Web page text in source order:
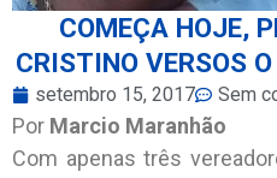
COMEÇA HOJE,
CRISTINO VERSOS
setembro 15, 2017 Sem
Por Marcio Maranhão
Com apenas três